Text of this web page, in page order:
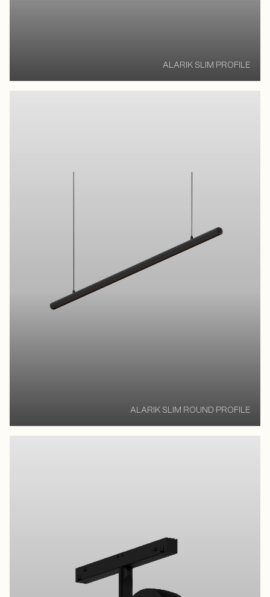
ALARIK SLIM PROFILE
ALARIK SLIM ROUND PROFILE